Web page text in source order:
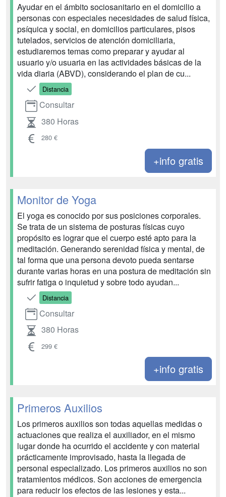
Ayudar en el ámbito sociosanitario en el domicilio a
personas con especiales necesidades de salud física,
psíquica y social, en domicilios particulares, pisos
tutelados, servicios de atención domiciliaria,
estudiaremos temas como preparar y ayudar al
usuario y/o usuaria en las actividades básicas de la
vida diaria (ABVD), considerando el plan de cu...
Distancia
Consultar
380 Horas
280 €
+info gratis
Monitor de Yoga
El yoga es conocido por sus posiciones corporales.
Se trata de un sistema de posturas físicas cuyo
propósito es lograr que el cuerpo esté apto para la
meditación. Generando serenidad física y mental, de
tal forma que una persona devoto pueda sentarse
durante varias horas en una postura de meditación sin
sufrir fatiga o inquietud y sobre todo ayudan...
Distancia
Consultar
380 Horas
299 €
+info gratis
Primeros Auxilios
Los primeros auxilios son todas aquellas medidas o
actuaciones que realiza el auxiliador, en el mismo
lugar donde ha ocurrido el accidente y con material
prácticamente improvisado, hasta la llegada de
personal especializado. Los primeros auxilios no son
tratamientos médicos. Son acciones de emergencia
para reducir los efectos de las lesiones y esta...